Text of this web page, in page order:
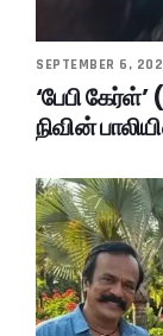
SEPTEMBER 6,
‘பேபி
நிவின்